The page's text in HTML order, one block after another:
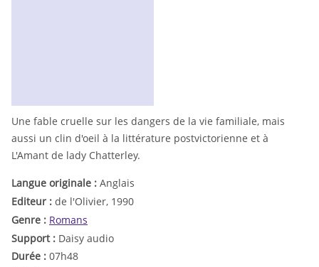
Une fable cruelle sur les dangers de la vie familiale, mais
aussi un clin d'oeil à la littérature postvictorienne et à
L'Amant de lady Chatterley.
Langue originale : Anglais
Editeur : de l'Olivier, 1990
Genre : Romans
Support : Daisy audio
Durée : 07h48